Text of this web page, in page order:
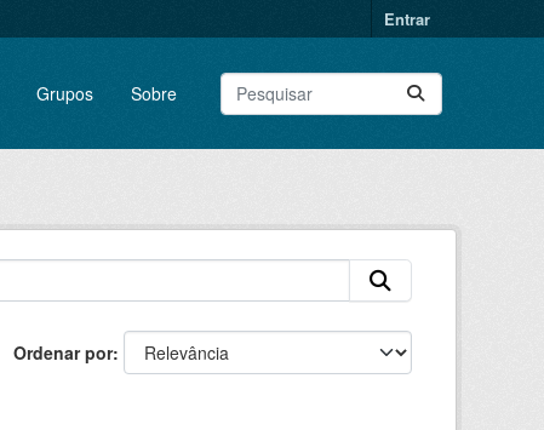
Entrar
Grupos Sobre
Ordenar por